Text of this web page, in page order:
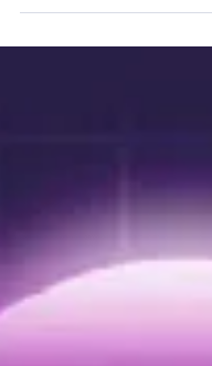
Strand und echter
der perfekte Moment
Leihfahrrad oder ein
Stunden pro Person.